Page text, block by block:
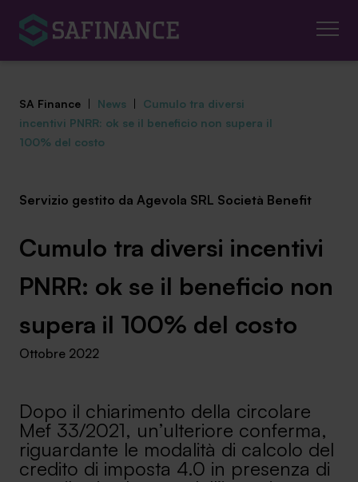
Centro studi
News ed eventi
Chi siamo
Contatti
Lavora con noi
SA Finance | News | Cumulo tra diversi
incentivi PNRR: ok se il beneficio non supera il
100% del costo
Servizio gestito da Agevola SRL Società Benefit
Cumulo tra diversi incentivi
PNRR: ok se il beneficio non
supera il 100% del costo
Ottobre 2022
Dopo il chiarimento della circolare
Mef 33/2021, un’ulteriore conferma,
riguardante le modalità di calcolo del
credito di imposta 4.0 in presenza di